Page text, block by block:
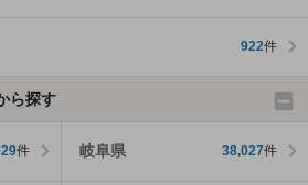
922件
ら探す
件 岐阜県 38,027件